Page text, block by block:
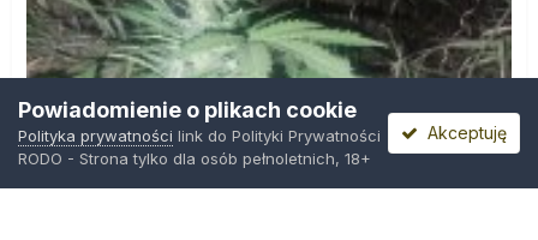
Powiadomienie o plikach cookie
Polityka prywatności link do Polityki Prywatności
RODO - Strona tylko dla osób pełnoletnich, 18+
Akceptuję